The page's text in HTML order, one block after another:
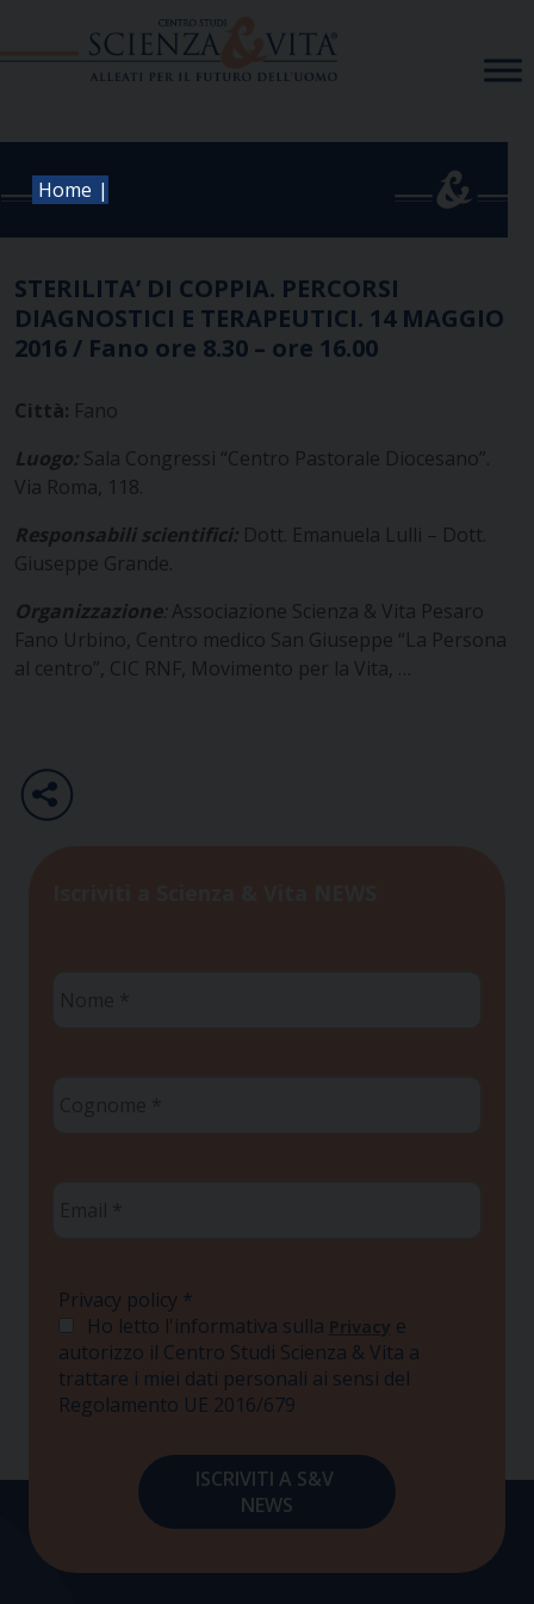
Home |
STERILITA’ DI COPPIA. PERCORSI
DIAGNOSTICI E TERAPEUTICI. 14 MAGGIO
2016 / Fano ore 8.30 – ore 16.00
Città: Fano
Luogo: Sala Congressi “Centro Pastorale Diocesano”.
Via Roma, 118.
Responsabili scientifici: Dott. Emanuela Lulli – Dott.
Giuseppe Grande.
Organizzazione: Associazione Scienza & Vita Pesaro
Fano Urbino, Centro medico San Giuseppe “La Persona
al centro”, CIC RNF, Movimento per la Vita, …
Privacy policy *
Ho letto l'informativa sulla Privacy e
autorizzo il Centro Studi Scienza & Vita a
trattare i miei dati personali ai sensi del
Regolamento UE 2016/679